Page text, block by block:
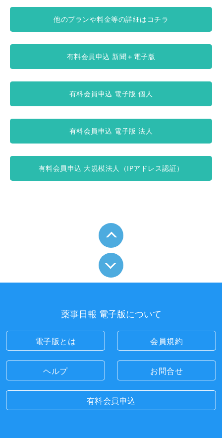
他のプランや料金等の詳細はコチラ
有料会員申込 新聞＋電子版
有料会員申込 電子版 個人
有料会員申込 電子版 法人
有料会員申込 大規模法人（IPアドレス認証）
薬事日報 電子版について
電子版とは 会員規約
ヘルプ お問合せ
有料会員申込